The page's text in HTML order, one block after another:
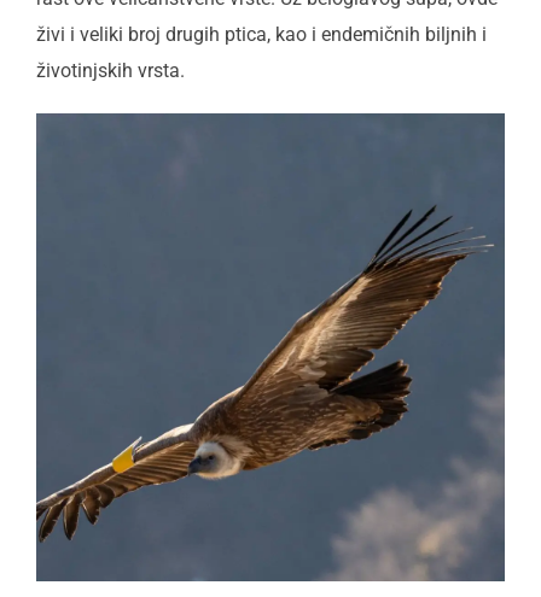
živi i veliki broj drugih ptica, kao i endemičnih biljnih i
životinjskih vrsta.